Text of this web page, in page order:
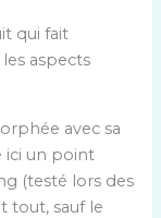
qui fait
aspects
avec sa
ici un point
(testé lors des
tout, sauf le